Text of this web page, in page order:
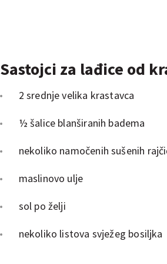
Sastojci za lađice od
2 srednje velika krastavca
½ šalice blanširanih badema
nekoliko namočenih sušenih
maslinovo ulje
sol po želji
nekoliko listova svježeg bosiljka